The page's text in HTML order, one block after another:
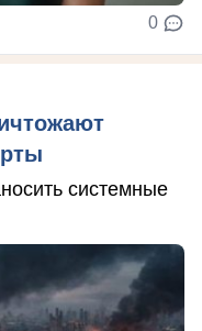
0
системные